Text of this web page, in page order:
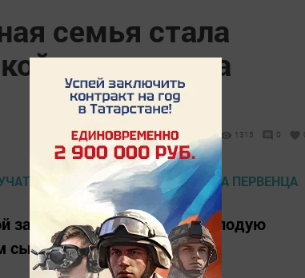
семья стала
выплаты на
1315 0
защиты РТ поздравила молодую
сына.